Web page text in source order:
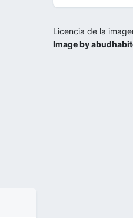
Licencia de la
Image by